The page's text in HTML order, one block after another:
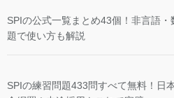
SPIの公式一覧まとめ43個！非言語
題で使い方も解説
SPIの練習問題433問すべて無料！日